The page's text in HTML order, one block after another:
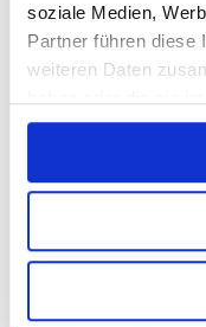
soziale Medien,
Partner führen diese
weiteren Daten
gesammelt haben.